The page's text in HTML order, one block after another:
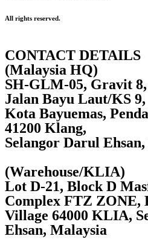
All rights reserved.
CONTACT DETAILS
(Malaysia HQ)
SH-GLM-05, Gravit 8,
Jalan Bayu Laut/KS 9,
Kota Bayuemas,
41200 Klang,
Selangor Darul
(Warehouse/KLIA)
Lot D-21, Block D
Complex FTZ ZONE,
Village 64000 KLIA,
Ehsan, Malaysia